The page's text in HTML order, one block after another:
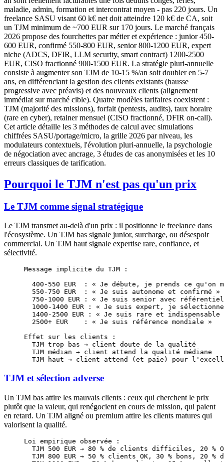
maladie, admin, formation et intercontrat moyen - pas 220 jours. Un
freelance SASU visant 60 k€ net doit atteindre 120 k€ de CA, soit
un TJM minimum de ~700 EUR sur 170 jours. Le marché français
2026 propose des fourchettes par métier et expérience : junior 450-
600 EUR, confirmé 550-800 EUR, senior 800-1200 EUR, expert
niche (ADCS, DFIR, LLM security, smart contract) 1200-2500
EUR, CISO fractionné 900-1500 EUR. La stratégie pluri-annuelle
consiste à augmenter son TJM de 10-15 %/an soit doubler en 5-7
ans, en différenciant la gestion des clients existants (hausse
progressive avec préavis) et des nouveaux clients (alignement
immédiat sur marché cible). Quatre modèles tarifaires coexistent :
TJM (majorité des missions), forfait (pentests, audits), taux horaire
(rare en cyber), retainer mensuel (CISO fractionné, DFIR on-call).
Cet article détaille les 3 méthodes de calcul avec simulations
chiffrées SASU/portage/micro, la grille 2026 par niveau, les
modulateurs contextuels, l'évolution pluri-annuelle, la psychologie
de négociation avec ancrage, 3 études de cas anonymisées et les 10
erreurs classiques de tarification.
Pourquoi le TJM n'est pas qu'un prix
Le TJM comme signal stratégique
Le TJM transmet au-delà d'un prix : il positionne le freelance dans
l'écosystème. Un TJM bas signale junior, surcharge, ou désespoir
commercial. Un TJM haut signale expertise rare, confiance, et
sélectivité.
Message implicite du TJM :
400-550 EUR  : « Je débute, je prends ce qu'on
  550-750 EUR  : « Je suis autonome et confirmé »
750-1000 EUR : « Je suis senior avec
1000-1400 EUR : « Je suis expert, je
1400-2500 EUR : « Je suis rare et indispensable
  2500+ EUR    : « Je suis référence mondiale »
Effet sur les clients :
  TJM trop bas → client doute de la qualité
  TJM médian → client attend la qualité médiane
TJM haut → client attend (et paie) pour
TJM et sélection adverse
Un TJM bas attire les mauvais clients : ceux qui cherchent le prix
plutôt que la valeur, qui renégocient en cours de mission, qui paient
en retard. Un TJM aligné ou premium attire les clients matures qui
valorisent la qualité.
Loi empirique observée :
TJM 500 EUR → 80 % de clients difficiles, 20 %
TJM 800 EUR → 50 % clients OK, 30 % bons, 20 %